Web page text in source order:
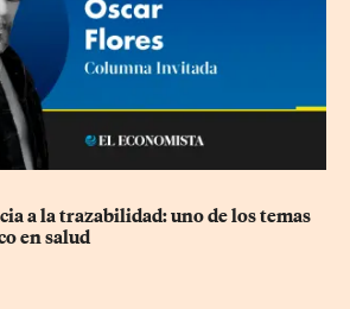
a la trazabilidad: uno de los temas
en salud